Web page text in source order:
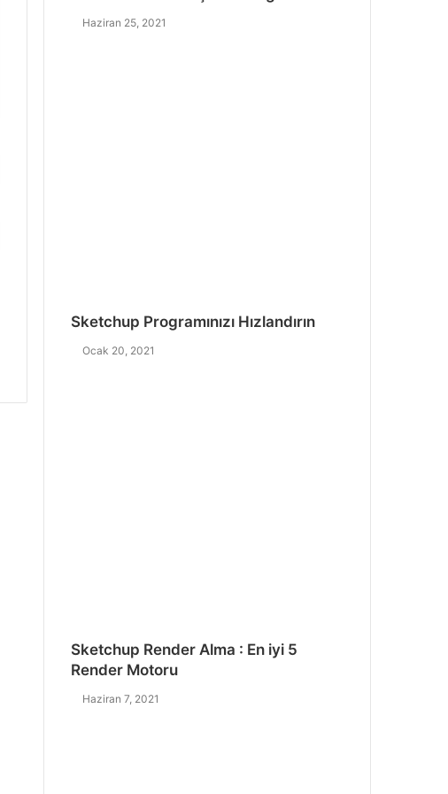
Haziran 25, 2021
Sketchup Programınızı Hızlandırın
Ocak 20, 2021
Sketchup Render Alma : En iyi 5
Render Motoru
Haziran 7, 2021